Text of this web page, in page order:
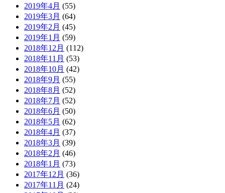
2019年4月 (55)
2019年3月 (64)
2019年2月 (45)
2019年1月 (59)
2018年12月 (112)
2018年11月 (53)
2018年10月 (42)
2018年9月 (55)
2018年8月 (52)
2018年7月 (52)
2018年6月 (50)
2018年5月 (62)
2018年4月 (37)
2018年3月 (39)
2018年2月 (46)
2018年1月 (73)
2017年12月 (36)
2017年11月 (24)